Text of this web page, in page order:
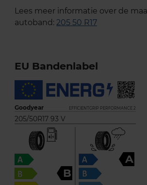
Lees meer informatie over de
autoband: 205 50 R17
EU Bandenlabel
Goodyear EFFICIENTGRIP PERFORMANCE 2
205/50R17 93 V
B
A